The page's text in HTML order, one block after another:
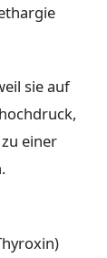
sie auf
einer